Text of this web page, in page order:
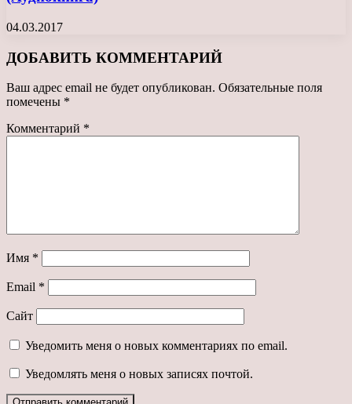
04.03.2017
ДОБАВИТЬ КОММЕНТАРИЙ
Ваш адрес email не будет опубликован. Обязательные поля
помечены *
Комментарий *
Имя *
Email *
Сайт
Уведомить меня о новых комментариях по email.
Уведомлять меня о новых записях почтой.